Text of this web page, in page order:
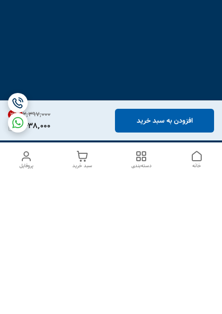
۲٬۳۹۷٬۰۰۰ 31%
1,638,000 افزودن به سبد خرید
پروفایل سبد خرید دسته‌بندی خانه